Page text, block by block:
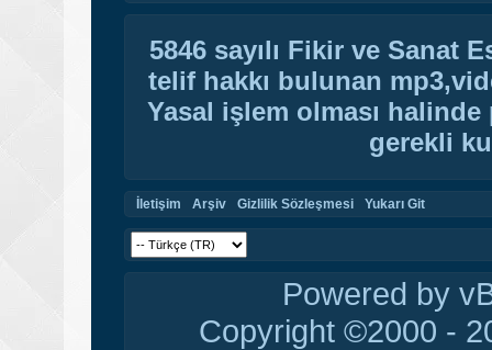
5846 sayılı Fikir ve Sanat
telif hakkı bulunan
Yasal işlem olması
gerekli
İletişim Arşiv Gizlilik Sözleşmesi Yukarı Git
Powered by
Copyright ©2000 -